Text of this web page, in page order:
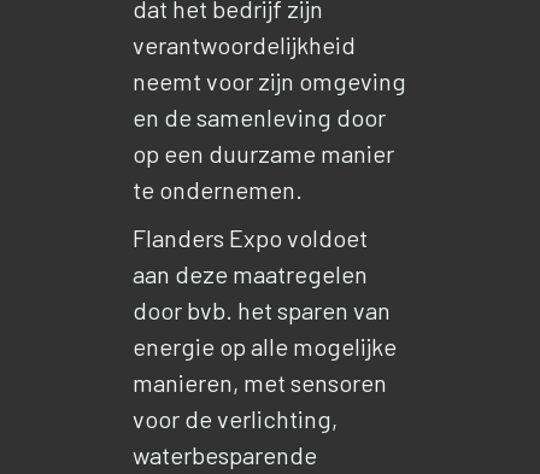
dat het bedrijf zijn
verantwoordelijkheid
neemt voor zijn omgeving
en de samenleving door
op een duurzame manier
te ondernemen.
Flanders Expo voldoet
aan deze maatregelen
door bvb. het sparen van
energie op alle mogelijke
manieren, met sensoren
voor de verlichting,
waterbesparende